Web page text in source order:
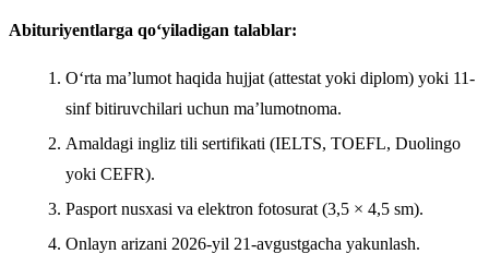
Abituriyentlarga qo‘yiladigan talablar:
O‘rta ma’lumot haqida hujjat (attestat yoki diplom) yoki 11-
sinf bitiruvchilari uchun ma’lumotnoma.
Amaldagi ingliz tili sertifikati (IELTS, TOEFL, Duolingo
yoki CEFR).
Pasport nusxasi va elektron fotosurat (3,5 × 4,5 sm).
Onlayn arizani 2026-yil 21-avgustgacha yakunlash.